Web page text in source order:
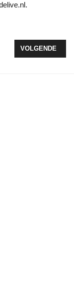
STELT NLDOET
VOLGENDE
VOLGENDE